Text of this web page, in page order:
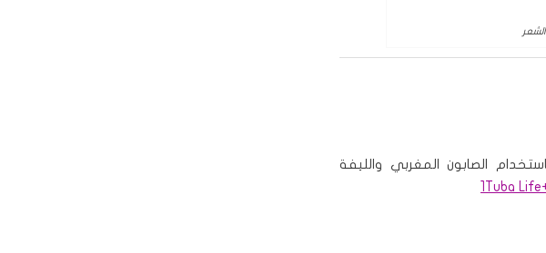
الصابون المغربي والليفة
Tuba Life